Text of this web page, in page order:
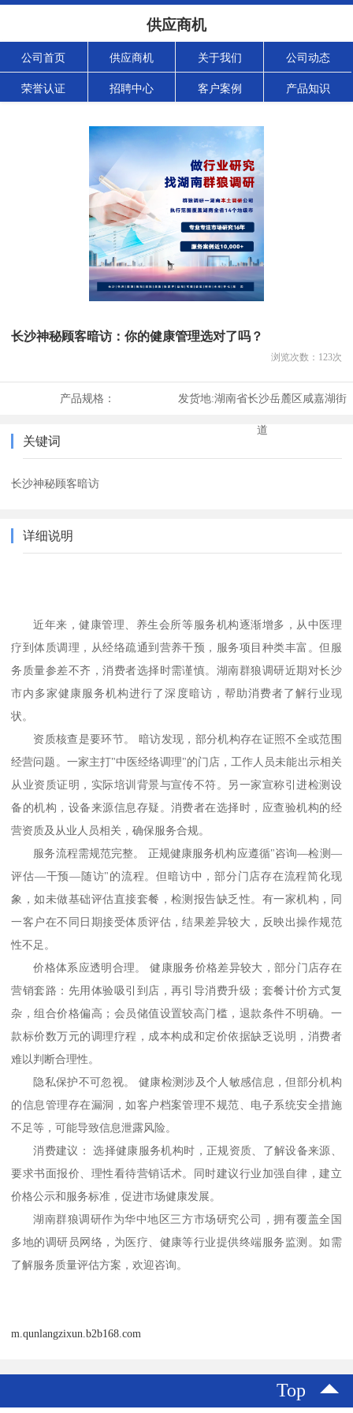
供应商机
公司首页 供应商机 关于我们 公司动态
荣誉认证 招聘中心 客户案例 产品知识
长沙神秘顾客暗访：你的健康管理选对了吗？
浏览次数： 123次
产品规格： 发货地:湖南省长沙岳麓区咸嘉湖街
道
关键词
长沙神秘顾客暗访
详细说明
近年来，健康管理、养生会所等服务机构逐渐增多，从中医理
疗到体质调理，从经络疏通到营养干预，服务项目种类丰富。但服
务质量参差不齐，消费者选择时需谨慎。湖南群狼调研近期对长沙
市内多家健康服务机构进行了深度暗访，帮助消费者了解行业现
状。
资质核查是要环节。
暗访发现，部分机构存在证照不全或范围
经营问题。一家主打"中医经络调理"的门店，工作人员未能出示相关
从业资质证明，实际培训背景与宣传不符。另一家宣称引进检测设
备的机构，设备来源信息存疑。消费者在选择时，应查验机构的经
营资质及从业人员相关，确保服务合规。
服务流程需规范完整。
正规健康服务机构应遵循"咨询—检测—
评估—干预—随访"的流程。但暗访中，部分门店存在流程简化现
象，如未做基础评估直接套餐，检测报告缺乏性。有一家机构，同
一客户在不同日期接受体质评估，结果差异较大，反映出操作规范
性不足。
价格体系应透明合理。
健康服务价格差异较大，部分门店存在
营销套路：先用体验吸引到店，再引导消费升级；套餐计价方式复
杂，组合价格偏高；会员储值设置较高门槛，退款条件不明确。一
款标价数万元的调理疗程，成本构成和定价依据缺乏说明，消费者
难以判断合理性。
隐私保护不可忽视。
健康检测涉及个人敏感信息，但部分机构
的信息管理存在漏洞，如客户档案管理不规范、电子系统安全措施
不足等，可能导致信息泄露风险。
消费建议：
选择健康服务机构时，正规资质、了解设备来源、
要求书面报价、理性看待营销话术。同时建议行业加强自律，建立
价格公示和服务标准，促进市场健康发展。
湖南群狼调研作为华中地区三方市场研究公司，拥有覆盖全国
多地的调研员网络，为医疗、健康等行业提供终端服务监测。如需
了解服务质量评估方案，欢迎咨询。
m.qunlangzixun.b2b168.com
Top